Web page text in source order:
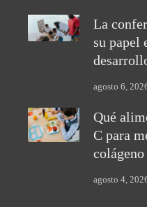
La
su papel
agosto 6,
Qué
C para
colágeno
agosto 4,